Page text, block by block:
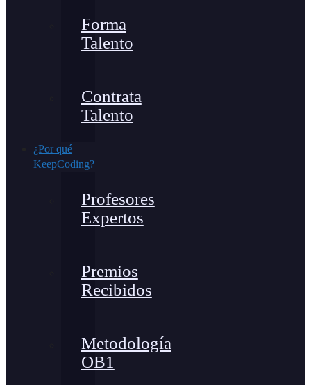
Forma
Talento
Contrata
Talento
¿Por qué
KeepCoding?
Profesores
Expertos
Premios
Recibidos
Metodología
OB1